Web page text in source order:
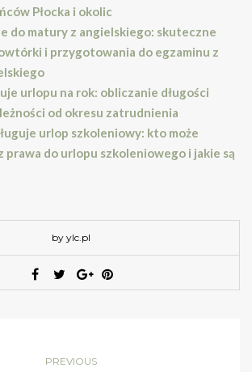
Płocka i okolic
do matury z angielskiego: skuteczne
i przygotowania do egzaminu z
urlopu na rok: obliczanie długości
od okresu zatrudnienia
urlop szkoleniowy: kto może
prawa do urlopu szkoleniowego i jakie są
by ylc.pl
PREVIOUS